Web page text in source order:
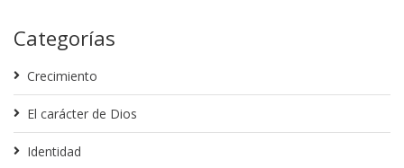
Categorías
Crecimiento
El carácter de Dios
Identidad